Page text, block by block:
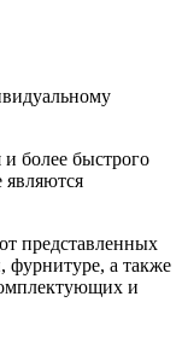
более быстрого
являются
представленных
фурнитуре, а также
и